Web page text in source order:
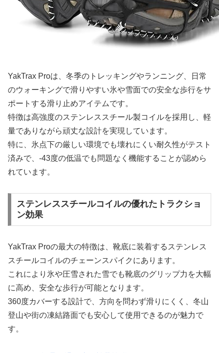
YakTrax Proは、冬季のトレッキングやランニング、日常
のウォーキングで滑りやすい氷や雪面での安全な歩行をサ
ポートする滑り止めアイテムです。
特徴は高強度のステンレススチール製コイルを採用し、軽
量でありながら頑丈な設計を実現しています。
特に、氷点下の厳しい環境でも壊れにくい耐久性がテスト
済みで、-43度の低温でも問題なく機能することが認めら
れています。
ステンレススチールコイルの優れたトラクショ
ン効果
YakTrax Proの最大の特徴は、靴底に装着するステンレス
スチールコイルのチェーンスパイクにあります。
これにより氷や圧雪された雪でも靴底のグリップ力を大幅
に高め、安全な歩行が可能となります。
360度カバーする設計で、方向を問わず滑りにくく、冬山
登山や街の凍結路面でも安心して使用できるのが魅力で
す。